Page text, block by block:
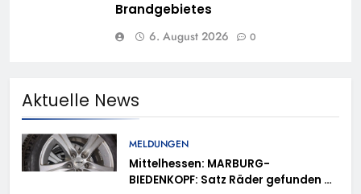
Brandgebietes
6. August 2026 0
Aktuelle News
MELDUNGEN
Mittelhessen: MARBURG-
BIEDENKOPF: Satz Räder gefunden –